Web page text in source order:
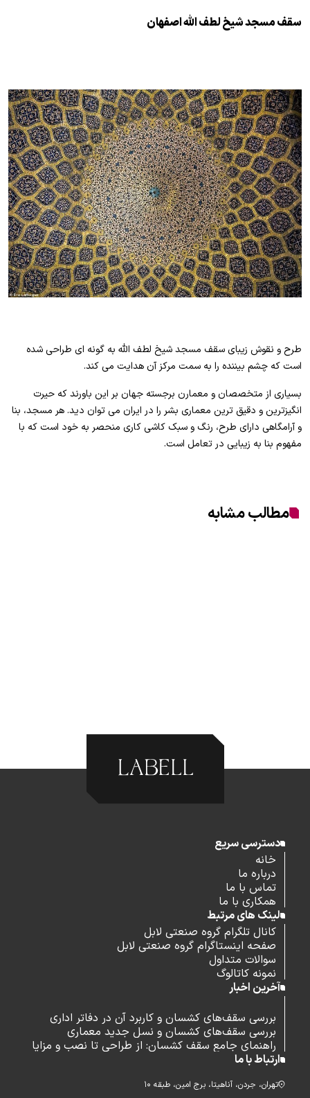
سقف مسجد شیخ لطف الله اصفهان
طرح و نقوش زیبای سقف مسجد شیخ لطف الله به گونه ای طراحی شده
است که چشم بیننده را به سمت مرکز آن هدایت می کند.
بسیاری از متخصصان و معمارن برجسته جهان بر این باورند که حیرت
انگیزترین و دقیق ترین معماری بشر را در ایران می توان دید. هر مسجد، بنا
و آرامگاهی دارای طرح، رنگ و سبک کاشی کاری منحصر به خود است که با
مفهوم بنا به زیبایی در تعامل است.
مطالب مشابه
دسترسی سریع
خانه
درباره ما
تماس با ما
همکاری با ما
لینک های مرتبط
کانال تلگرام گروه صنعتی لابل
صفحه اینستاگرام گروه صنعتی لابل
سوالات متداول
نمونه کاتالوگ
آخرین اخبار
بررسی سقف‌های کشسان و کاربرد آن در دفاتر اداری
بررسی سقف‌های کشسان و نسل جدید معماری
راهنمای جامع سقف کشسان: از طراحی تا نصب و مزایا
ارتباط با ما
تهران، جردن، آناهیتا، برج امین، طبقه ۱۰